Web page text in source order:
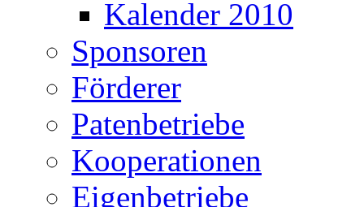
Kalender 2010
Sponsoren
Förderer
Patenbetriebe
Kooperationen
Eigenbetriebe